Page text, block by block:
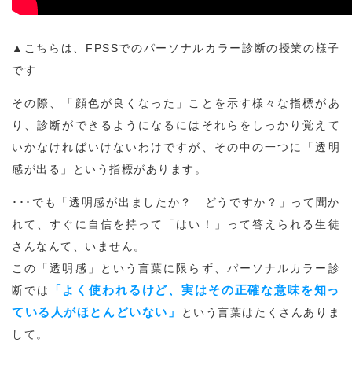
▲こちらは、FPSSでのパーソナルカラー診断の授業の様子
です
その際、「顔色が良くなった」ことを示す様々な指標があ
り、診断ができるようになるにはそれらをしっかり覚えて
いかなければいけないわけですが、その中の一つに「透明
感が出る」という指標があります。
･･･でも「透明感が出ましたか？ どうですか？」って聞か
れて、すぐに自信を持って「はい！」って答えられる生徒
さんなんて、いません。
この「透明感」という言葉に限らず、パーソナルカラー診
断では
「よく使われるけど、実はその正確な意味を知っ
ている人がほとんどいない」
という言葉はたくさんありま
して。